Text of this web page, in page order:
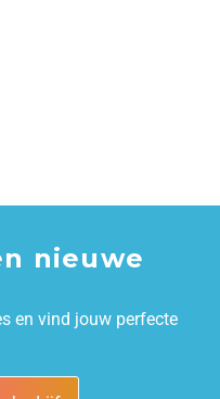
nieuwe
en vind jouw perfecte